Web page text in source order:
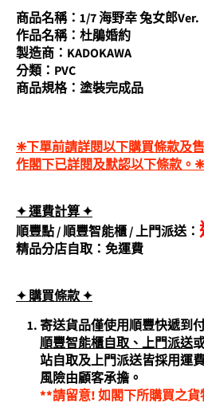
商品名稱：1/7海野幸 兔女郎Ver.
作品名稱：杜鵑婚約
製造商：KADOKAWA
分類：PVC
商品規格：塗裝完成品
❈下單前請詳閱以下購買條款及
作閣下已詳閱及默認以下條款。❈
✦ 運費計算 ✦
順豐點 /順豐智能櫃/上門派送：
精品分店自取：免運費
✦ 購買條款 ✦
寄送貨品僅使用順豐快遞到
順豐智能櫃自取、上門派送
站自取及上門派送皆採用運
風險由顧客承擔。
**請留意! 如閣下所購買之